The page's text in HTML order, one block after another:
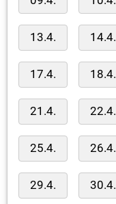
13.4. 14.4.
17.4. 18.4.
21.4. 22.4.
25.4. 26.4.
29.4. 30.4.